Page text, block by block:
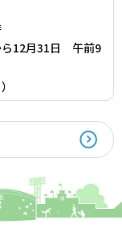
ら12月31日 午前9